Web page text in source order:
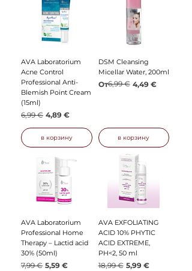
AVA Laboratorium
Acne Control
Professional Anti-
Blemish Point Cream
(15ml)
Обычная цена
6,99 € Цена со скидкой
4,89 €
в корзину
DSM Cleansing
Micellar Water, 200ml
От
Обычная цена
6,99 € 4,49 €
Цена со скидкой
в корзину
AVA Laboratorium
Professional Home
Therapy – Lactid acid
30% (50ml)
Обычная цена
7,99 € Цена со скидкой
5,59 €
AVA EXFOLIATING
ACID 10% PHYTIC
ACID EXTREME,
PH<2, 50 ml
Обычная цена
18,99 € Цена со скидкой
5,99 €